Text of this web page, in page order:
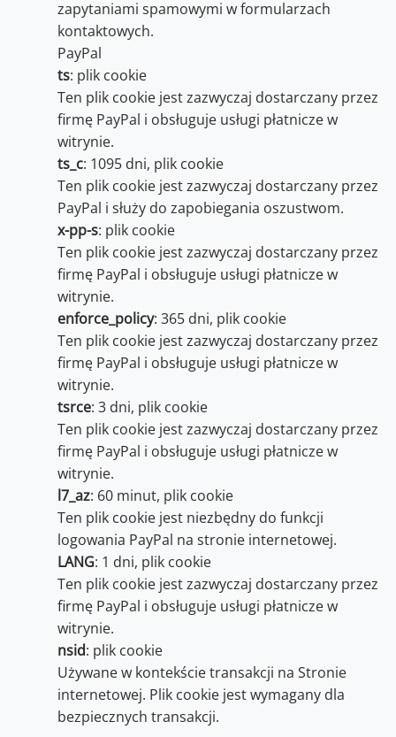
zapytaniami spamowymi w formularzach
kontaktowych.
PayPal
ts: plik cookie
Ten plik cookie jest zazwyczaj dostarczany przez
firmę PayPal i obsługuje usługi płatnicze w
witrynie.
ts_c: 1095 dni, plik cookie
Ten plik cookie jest zazwyczaj dostarczany przez
PayPal i służy do zapobiegania oszustwom.
x-pp-s: plik cookie
Ten plik cookie jest zazwyczaj dostarczany przez
firmę PayPal i obsługuje usługi płatnicze w
witrynie.
enforce_policy: 365 dni, plik cookie
Ten plik cookie jest zazwyczaj dostarczany przez
firmę PayPal i obsługuje usługi płatnicze w
witrynie.
tsrce: 3 dni, plik cookie
Ten plik cookie jest zazwyczaj dostarczany przez
firmę PayPal i obsługuje usługi płatnicze w
witrynie.
l7_az: 60 minut, plik cookie
Ten plik cookie jest niezbędny do funkcji
logowania PayPal na stronie internetowej.
LANG: 1 dni, plik cookie
Ten plik cookie jest zazwyczaj dostarczany przez
firmę PayPal i obsługuje usługi płatnicze w
witrynie.
nsid: plik cookie
Używane w kontekście transakcji na Stronie
internetowej. Plik cookie jest wymagany dla
bezpiecznych transakcji.